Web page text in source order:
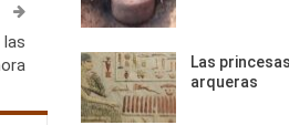
Las
arqueras